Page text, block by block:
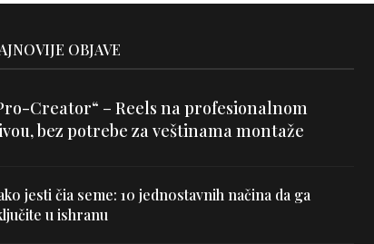
OBJAVE
Creator“ – Reels na profesionalnom
bez potrebe za veštinama montaže
jesti čia seme: 10 jednostavnih načina da ga
u ishranu